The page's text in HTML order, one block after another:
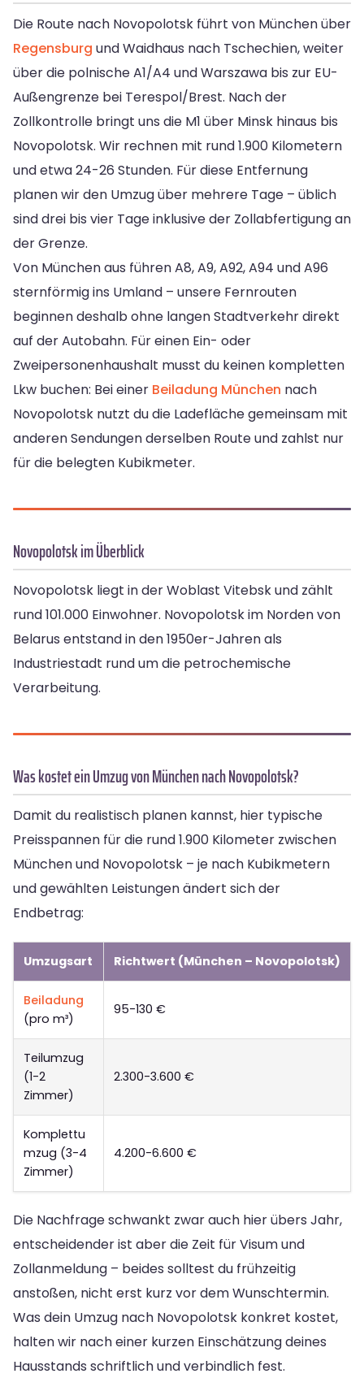
Die Route nach Novopolotsk führt von München über
Regensburg und Waidhaus nach Tschechien, weiter
über die polnische A1/A4 und Warszawa bis zur EU-
Außengrenze bei Terespol/Brest. Nach der
Zollkontrolle bringt uns die M1 über Minsk hinaus bis
Novopolotsk. Wir rechnen mit rund 1.900 Kilometern
und etwa 24-26 Stunden. Für diese Entfernung
planen wir den Umzug über mehrere Tage – üblich
sind drei bis vier Tage inklusive der Zollabfertigung an
der Grenze.
Von München aus führen A8, A9, A92, A94 und A96
sternförmig ins Umland – unsere Fernrouten
beginnen deshalb ohne langen Stadtverkehr direkt
auf der Autobahn. Für einen Ein- oder
Zweipersonenhaushalt musst du keinen kompletten
Lkw buchen: Bei einer Beiladung München nach
Novopolotsk nutzt du die Ladefläche gemeinsam mit
anderen Sendungen derselben Route und zahlst nur
für die belegten Kubikmeter.
Novopolotsk im Überblick
Novopolotsk liegt in der Woblast Vitebsk und zählt
rund 101.000 Einwohner. Novopolotsk im Norden von
Belarus entstand in den 1950er-Jahren als
Industriestadt rund um die petrochemische
Verarbeitung.
Was kostet ein Umzug von München nach Novopolotsk?
Damit du realistisch planen kannst, hier typische
Preisspannen für die rund 1.900 Kilometer zwischen
München und Novopolotsk – je nach Kubikmetern
und gewählten Leistungen ändert sich der
Endbetrag:
Umzugsart Richtwert (München – Novopolotsk)
Beiladung
(pro m³)
95-130 €
Teilumzug
(1-2
Zimmer)
2.300-3.600 €
Komplettu
mzug (3-4
Zimmer)
4.200-6.600 €
Die Nachfrage schwankt zwar auch hier übers Jahr,
entscheidender ist aber die Zeit für Visum und
Zollanmeldung – beides solltest du frühzeitig
anstoßen, nicht erst kurz vor dem Wunschtermin.
Was dein Umzug nach Novopolotsk konkret kostet,
halten wir nach einer kurzen Einschätzung deines
Hausstands schriftlich und verbindlich fest.